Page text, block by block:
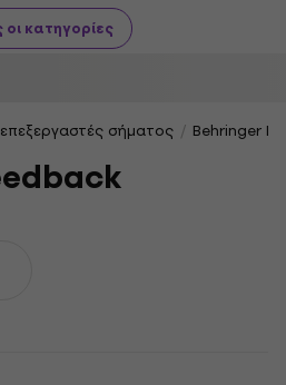
οι κατηγορίες
σήματος Behringer